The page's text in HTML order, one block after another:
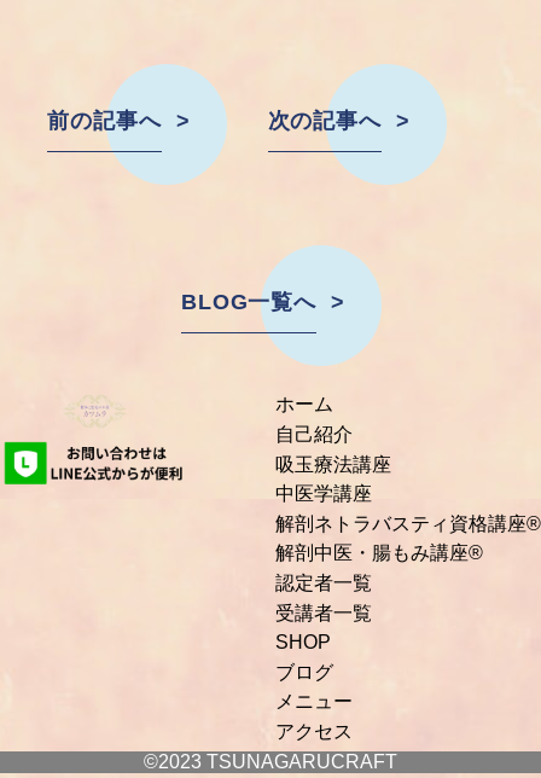
前の記事へ 次の記事へ
BLOG一覧へ
ホーム
自己紹介
吸玉療法講座
中医学講座
解剖ネトラバスティ資格講座®
解剖中医・腸もみ講座®
認定者一覧
受講者一覧
SHOP
ブログ
メニュー
アクセス
©2023 TSUNAGARUCRAFT